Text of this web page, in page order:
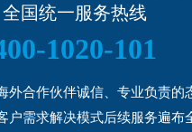
全国统一服务热线
1020-101
外合作伙伴诚信、专业负责的
户需求解决模式后续服务遍布